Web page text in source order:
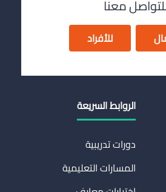
معنا
للأفراد
الروابط السريعة
دورات تدريبية
المسارات التعليمية